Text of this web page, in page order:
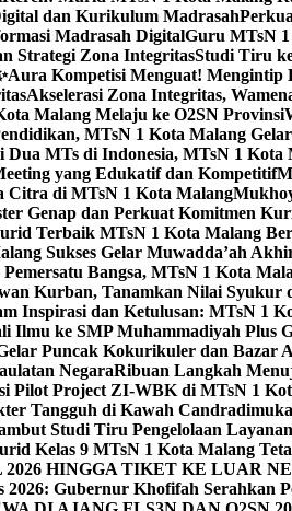
dan Kurikulum Madrasah
Madrasah DigitalGuru MTsN
Strategi Zona IntegritasStudi Tiru
Aura Kompetisi Menguat! Mengintip
Akselerasi Zona Integritas,
Malang Melaju ke O2SN Provinsi
MTsN 1 Kota Malang
Dua MTs di Indonesia, MTsN 1 Kota
yang Edukatif dan Kompetitif
Citra di MTsN 1 Kota Malang
Genap dan Perkuat Komitmen
Terbaik MTsN 1 Kota Malang
Sukses Gelar Muwadda’ah
Bangsa, MTsN 1 Kota
Kurban, Tanamkan Nilai Syukur
Inspirasi dan Ketulusan: MTsN 1
Ilmu ke SMP Muhammadiyah Plus
Puncak Kokurikuler dan Bazar
NegaraRibuan Langkah
Pilot Project ZI-WBK di MTsN 1
Tangguh di Kawah Candradimuka
Studi Tiru Pengelolaan
Kelas 9 MTsN 1 Kota Malang
HINGGA TIKET KE LUAR
2026: Gubernur Khofifah Serahkan